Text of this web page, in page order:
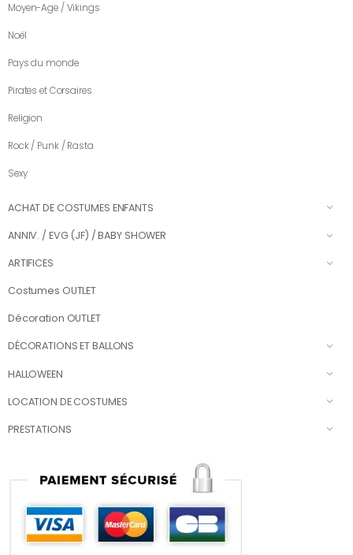
Moyen-Age / Vikings
Noël
Pays du monde
Pirates et Corsaires
Religion
Rock / Punk / Rasta
Sexy
ACHAT DE COSTUMES ENFANTS
ANNIV. / EVG (JF) / BABY SHOWER
ARTIFICES
Costumes OUTLET
Décoration OUTLET
DÉCORATIONS ET BALLONS
HALLOWEEN
LOCATION DE COSTUMES
PRESTATIONS